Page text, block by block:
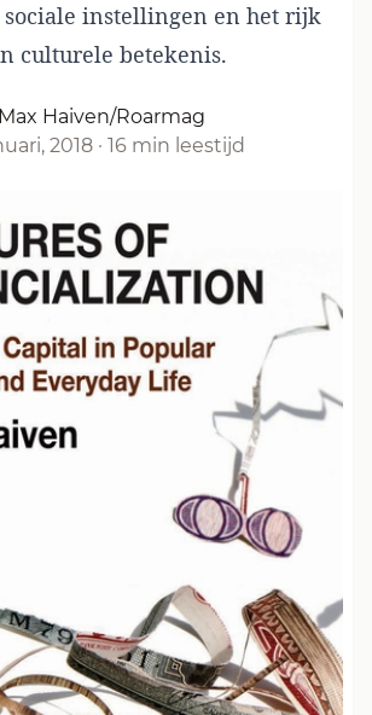
instellingen en het rijk
culturele betekenis.
Max Haiven/Roarmag
2018 · 16 min leestijd